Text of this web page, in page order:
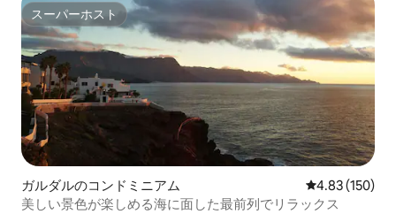
スーパーホスト
スーパーホスト
ガルダルのコンドミニアム レビュー150
4.83 (150)
美しい景色が楽しめる海に面した最前列でリラックス